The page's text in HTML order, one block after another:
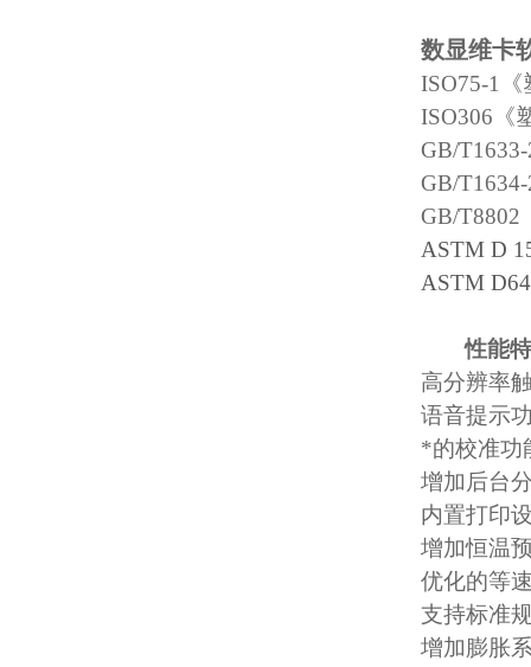
数显维卡
ISO75-1
ISO306
GB/
GB/
GB/T8802
ASTM D
ASTM
性能
高分辨率
语音提示
*的校准功
增加后台
内置打印
增加恒温
优化的等
支持标准
增加膨胀